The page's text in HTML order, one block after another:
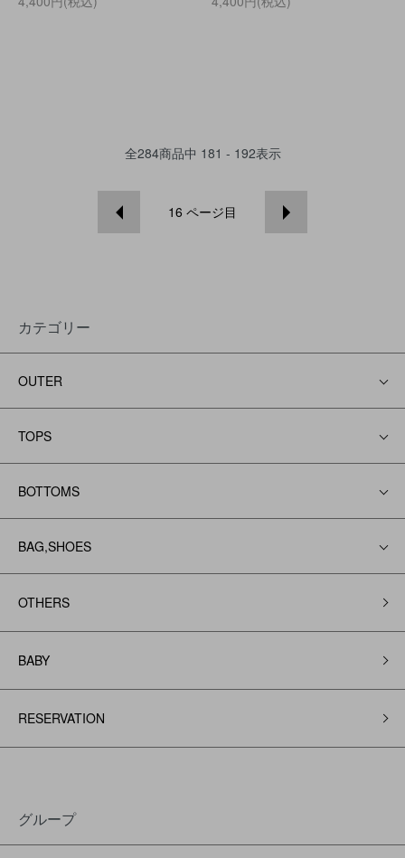
全284商品中 181 - 192表示
16 ページ目
カテゴリー
OUTER
TOPS
BOTTOMS
BAG,SHOES
OTHERS
BABY
RESERVATION
グループ